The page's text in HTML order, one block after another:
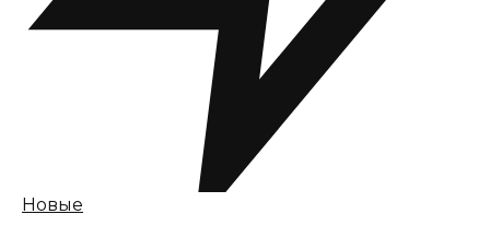
Новые